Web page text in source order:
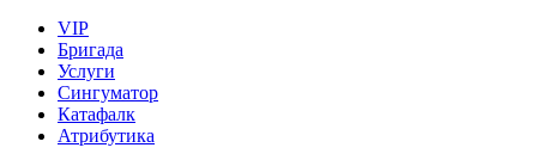
VIP
Бригада
Услуги
Сингуматор
Катафалк
Атрибутика